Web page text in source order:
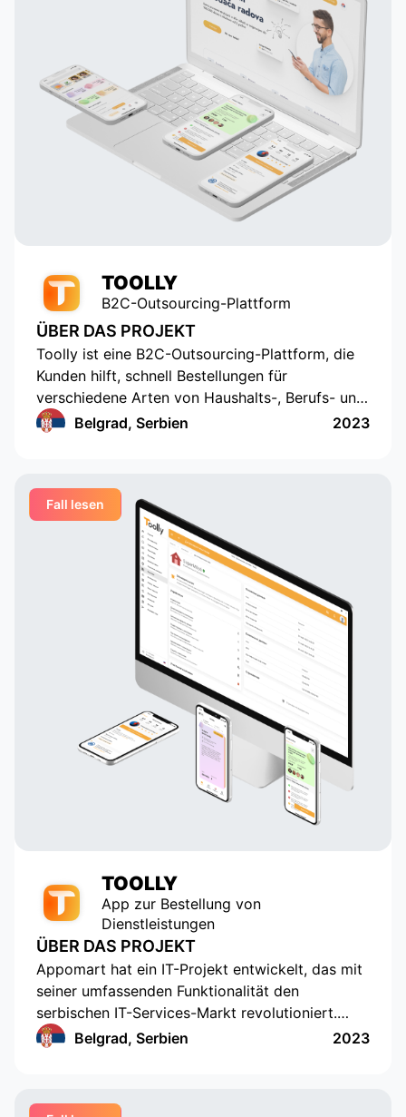
analyzes astrological data and
suggests potentially compatible
pairs to the user, which is a key
element of our application. Thanks
to their talent and dedication, our
service has grown and become
popular with tens of thousands of
active users. Appomart continues
to be an indispensable technical
partner, responding to our
TOOLLY
B2C-Outsourcing-Plattform
ÜBER DAS PROJEKT
Toolly ist eine B2C-Outsourcing-Plattform, die
Kunden hilft, schnell Bestellungen für
verschiedene Arten von Haushalts-, Berufs- und
Bildungsdienstleistungen aufzugeben, und
praktischen Format
Belgrad, Serbien 2023
Fall lesen
TOOLLY
App zur Bestellung von
Dienstleistungen
ÜBER DAS PROJEKT
Appomart hat ein IT-Projekt entwickelt, das mit
seiner umfassenden Funktionalität den
serbischen IT-Services-Markt revolutioniert.
Dazu gehören die Möglichkeit, eigene
Kommentare, integrierte Chats, Integration von
Belgrad, Serbien 2023